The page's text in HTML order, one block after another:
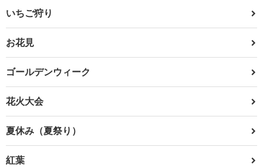
いちご狩り
お花見
ゴールデンウィーク
花火大会
夏休み（夏祭り）
紅葉